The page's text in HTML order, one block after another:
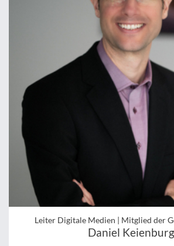
Leiter Digitale Medien | Mitglied der
Daniel Keienburg